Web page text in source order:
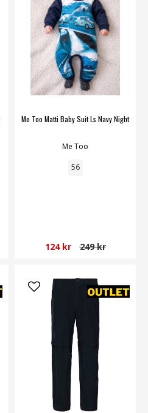
Me Too Matti Baby Suit Ls Navy Night
Me Too
56
124 kr 249 kr